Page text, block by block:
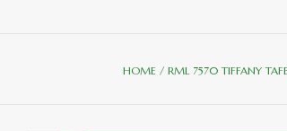
HOME / RML 7570 TIFFANY